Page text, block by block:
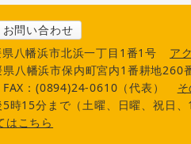
お問い合わせ
八幡浜市北浜一丁目1番1号
ア
県八幡浜市保内町宮内1番耕地260
FAX：(0894)24-0610（代表）
時15分まで（土曜、日曜、祝日
はこちら